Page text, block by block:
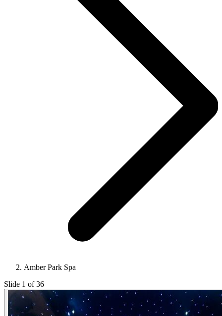
Amber Park Spa
Slide 1 of 36